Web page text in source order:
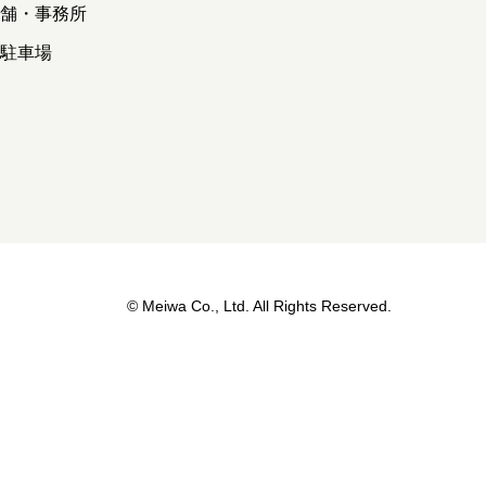
・事務所
車場
© Meiwa Co., Ltd. All Rights Reserved.